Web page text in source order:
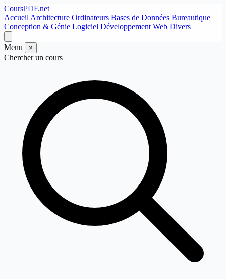
CoursPDF.net
Accueil Architecture Ordinateurs Bases de Données Bureautique
Conception & Génie Logiciel Développement Web Divers
Menu ×
Chercher un cours